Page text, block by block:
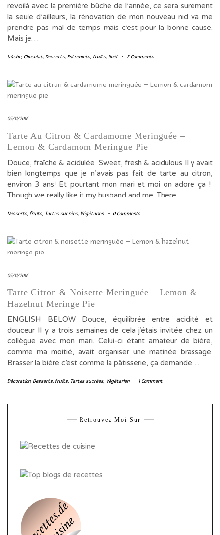
revoilà avec la première bûche de l’année, ce sera surement
la seule d’ailleurs, la rénovation de mon nouveau nid va me
prendre pas mal de temps mais c’est pour la bonne cause.
Mais je…
bûche, Chocolat, Desserts, Entremets, fruits, Noël - 2 Comments
05/11/2016
Tarte Au Citron & Cardamome Meringuée –
Lemon & Cardamom Meringue Pie
Douce, fraîche & acidulée Sweet, fresh & acidulous Il y avait
bien longtemps que je n’avais pas fait de tarte au citron,
environ 3 ans! Et pourtant mon mari et moi on adore ça !
Though we really like it my husband and me. There…
Desserts, fruits, Tartes sucrées, Végétarien - 0 Comments
05/11/2016
Tarte Citron & Noisette Meringuée – Lemon &
Hazelnut Meringe Pie
ENGLISH BELOW Douce, équilibrée entre acidité et
douceur Il y a trois semaines de cela j’étais invitée chez un
collègue avec mon mari. Celui-ci étant amateur de bière,
comme ma moitié, avait organiser une matinée brassage.
Brasser la bière c’est comme la pâtisserie, ça demande…
Décoration, Desserts, fruits, Tartes sucrées, Végétarien - 1 Comment
Retrouvez Moi Sur